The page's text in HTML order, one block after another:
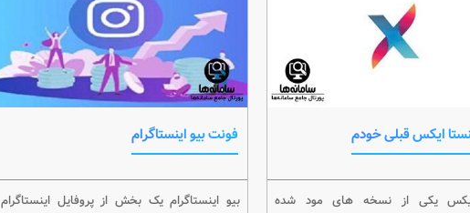
ایکس قبلی خودم
ایکس یکی از نسخه های مود شده
فونت بیو اینستاگرام
بیو اینستاگرام یک بخش از پروفایل اینستاگرام